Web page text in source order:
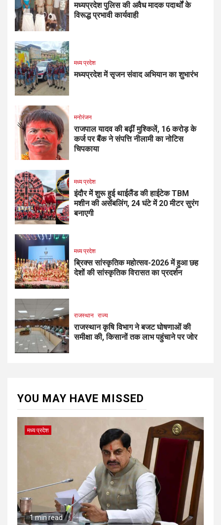
मध्यप्रदेश पुलिस की अवैध मादक पदार्थों के
विरूद्ध प्रभावी कार्यवाही
मध्य प्रदेश
मध्यप्रदेश में सृजन संवाद अभियान का शुभारंभ
मनोरंजन
राजपाल यादव की बढ़ीं मुश्किलें, ₹16 करोड़ के
कर्ज पर बैंक ने संपत्ति नीलामी का नोटिस
चिपकाया
मध्य प्रदेश
इंदौर में शुरू हुई थाईलैंड की हाईटेक TBM
मशीन की असेंबलिंग, 24 घंटे में 20 मीटर सुरंग
बनाएगी
मध्य प्रदेश
ब्रिक्स सांस्कृतिक महोत्सव-2026 में हुआ छह
देशों की सांस्कृतिक विरासत का प्रदर्शन
राजस्थान राज्य
राजस्थान कृषि विभाग ने बजट घोषणाओं की
समीक्षा की, किसानों तक लाभ पहुंचाने पर जोर
YOU MAY HAVE MISSED
मध्य प्रदेश
1 min read